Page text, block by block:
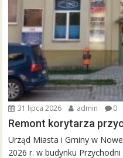
31 lipca 2026 admin 0
Remont korytarza
Urząd Miasta i Gminy w
2026 r. w budynku